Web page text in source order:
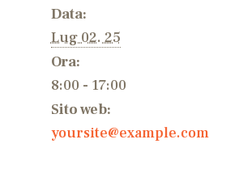
Data:
Lug 02. 25
Ora:
8:00 - 17:00
Sito web:
yoursite@example.com